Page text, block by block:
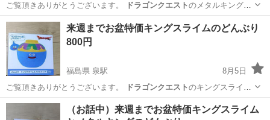
ご覧頂きありがとうございます。
ドラゴンクエストのメタルキングの
どんぶりになりま…
福島 いわき市 泉駅 食器 メタルキング
来週までお盆特価キングスライムのどんぶり
800円
福島県 泉駅
8月5日
ご覧頂きありがとうございます。
ドラゴンクエストのキングスライム
のどんぶりになり…
福島 いわき市 泉駅 食器 キングスライム
（お話中）来週までお盆特価キングスライム